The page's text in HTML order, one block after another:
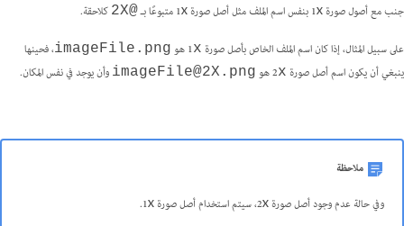
جنب مع أصول صورة 1x بنفس اسم الملف مثل أصل صورة 1x متبوعًا بـ
@2X
كلاحقة.
على سبيل المثال، إذا كان اسم الملف الخاص بأصل صورة 1 x هو imageFile.png، فحينها
ينبغي أن يكون اسم أصل صورة 2 x هو imageFile@2X.png وأن يوجد في نفس المكان.
ملاحظة
وفي حالة عدم وجود أصل صورة 2x، سيتم استخدام أصل صورة 1x.